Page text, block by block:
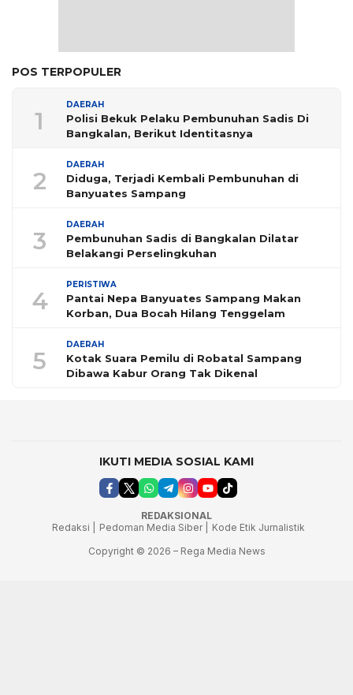
POS TERPOPULER
1
DAERAH
Polisi Bekuk Pelaku Pembunuhan Sadis Di
Bangkalan, Berikut Identitasnya
2
DAERAH
Diduga, Terjadi Kembali Pembunuhan di
Banyuates Sampang
3
DAERAH
Pembunuhan Sadis di Bangkalan Dilatar
Belakangi Perselingkuhan
4
PERISTIWA
Pantai Nepa Banyuates Sampang Makan
Korban, Dua Bocah Hilang Tenggelam
5
DAERAH
Kotak Suara Pemilu di Robatal Sampang
Dibawa Kabur Orang Tak Dikenal
IKUTI MEDIA SOSIAL KAMI
REDAKSIONAL
Redaksi |
Pedoman Media Siber |
Kode Etik Jurnalistik
Copyright © 2026 – Rega Media News